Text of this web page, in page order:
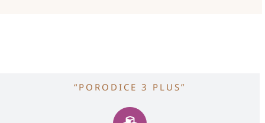
“PORODICE 3 PLUS”